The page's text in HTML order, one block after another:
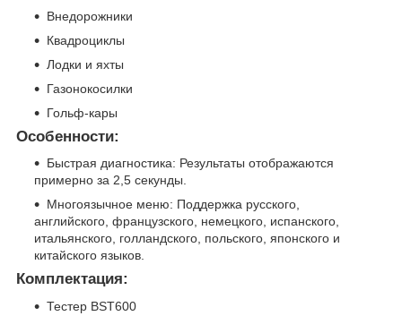
Внедорожники
Квадроциклы
Лодки и яхты
Газонокосилки
Гольф-кары
Особенности:
Быстрая диагностика: Результаты отображаются
примерно за 2,5 секунды.
Многоязычное меню: Поддержка русского,
английского, французского, немецкого, испанского,
итальянского, голландского, польского, японского и
китайского языков.
Комплектация:
Тестер BST600